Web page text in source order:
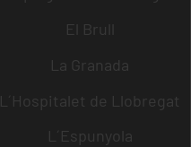
El Brull
La Granada
L´Hospitalet de Llobregat
L´Espunyola